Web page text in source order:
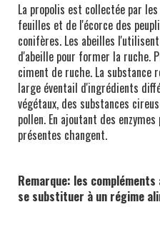
La propolis est collectée par
feuilles et de l'écorce des
conifères. Les abeilles
d'abeille pour former la ruche.
ciment de ruche. La substance
large éventail d'ingrédients
végétaux, des substances
pollen. En ajoutant des
présentes changent.
Remarque: les
se substituer à un régime